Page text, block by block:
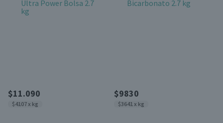
$11.090
$4107 x kg
$9830
$3641 x kg